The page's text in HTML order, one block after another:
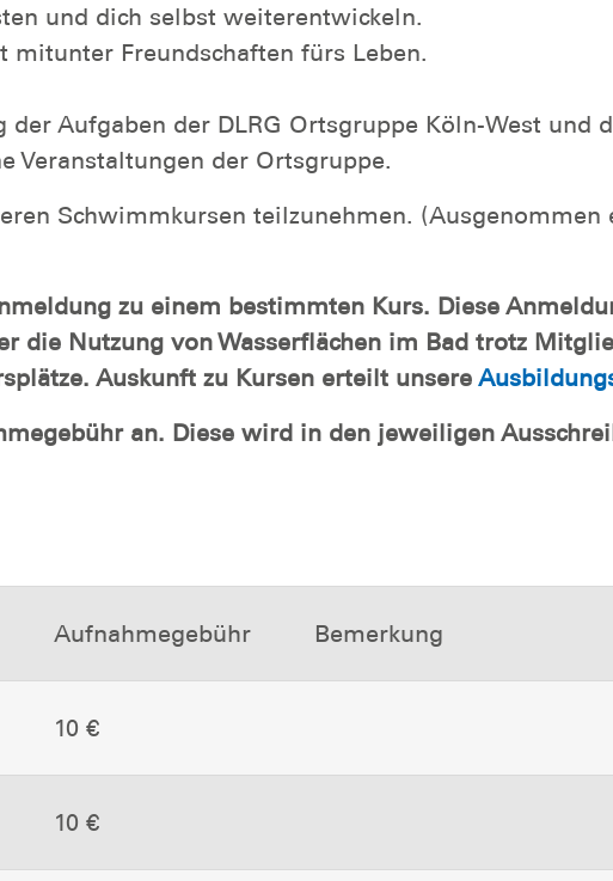
und dich selbst weiterentwickeln.
Freundschaften fürs Leben.
Aufgaben der DLRG Ortsgruppe Köln-West und
Veranstaltungen der Ortsgruppe.
Schwimmkursen teilzunehmen. (Ausgenommen
zu einem bestimmten Kurs. Diese
die Nutzung von Wasserflächen im Bad trotz
Auskunft zu Kursen erteilt unsere
an. Diese wird in den jeweiligen
Aufnahmegebühr Bemerkung
10 €
10 €